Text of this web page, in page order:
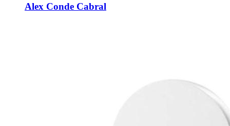
Alex Conde Cabral